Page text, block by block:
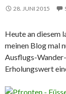
28. JUNI 2015
Heute an diesem
meinen Blog mal
Ausflugs-
Erholungswert